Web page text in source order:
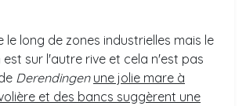
le long de zones industrielles mais le
sur l'autre rive et cela n'est pas
Derendingen une jolie mare à
et des bancs suggèrent une